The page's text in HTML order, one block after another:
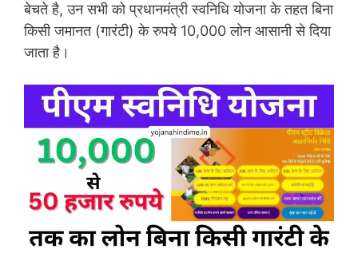
बेचते है, उन सभी को प्रधानमंत्री स्वनिधि योजना के तहत बिना
किसी जमानत (गारंटी) के रुपये 10,000 लोन आसानी से दिया
जाता है।